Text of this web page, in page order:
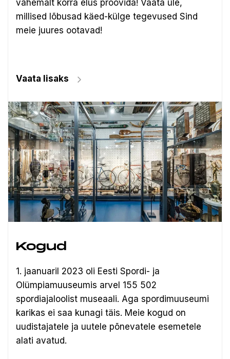
vähemalt korra elus proovida! Vaata üle,
millised lõbusad käed-külge tegevused Sind
meie juures ootavad!
Vaata lisaks
Kogud
1. jaanuaril 2023 oli Eesti Spordi- ja
Olümpiamuuseumis arvel 155 502
spordiajaloolist museaali. Aga spordimuuseumi
karikas ei saa kunagi täis. Meie kogud on
uudistajatele ja uutele põnevatele esemetele
alati avatud.